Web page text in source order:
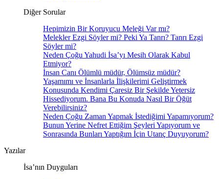
Diğer Sorular
Hepimizin Bir Koruyucu Meleği Var mı?
Melekler Ezgi Söyler mi? Peki Ya Tanrı? Tanrı Ezgi
Söyler mi?
Neden Çoğu Yahudi İsa’yı Mesih Olarak Kabul
Etmiyor?
İnsan Canı Ölümlü müdür, Ölümsüz müdür?
Yaşamımı ve İnsanlarla İlişkilerimi Geliştirmek
Konusunda Kendimi Çaresiz Bir Şekilde Yetersiz
Hissediyorum. Bana Bu Konuda Nasıl Bir Öğüt
Verebilirsiniz?
Neden Çoğu Zaman Yapmak İstediğimi Yapamıyorum?
Bunun Yerine Nefret Ettiğim Şeyleri Yapıyorum ve
Sonrasında Bunları Yaptığım İçin Utanç Duyuyorum?
Yazılar
İsa’nın Duyguları